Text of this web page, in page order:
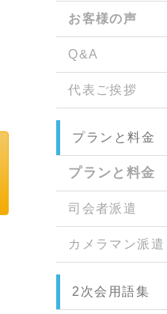
お客様の声
Q&A
代表ご挨拶
プランと料金
プランと料金
司会者派遣
カメラマン派遣
2次会用語集